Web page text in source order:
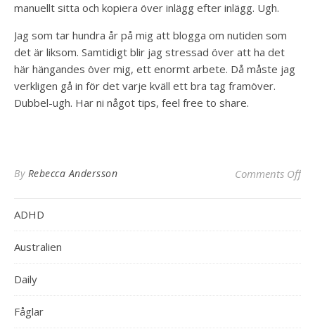
manuellt sitta och kopiera över inlägg efter inlägg. Ugh.
Jag som tar hundra år på mig att blogga om nutiden som
det är liksom. Samtidigt blir jag stressad över att ha det
här hängandes över mig, ett enormt arbete. Då måste jag
verkligen gå in för det varje kväll ett bra tag framöver.
Dubbel-ugh. Har ni något tips, feel free to share.
By Rebecca Andersson Comments Offon
ADHD
Australien
Daily
Fåglar